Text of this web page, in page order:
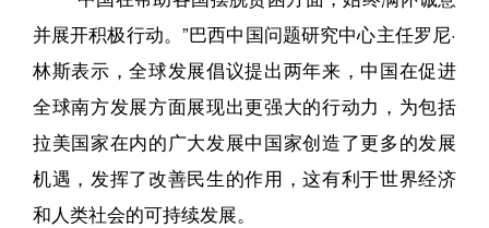
并展开积极行动。”巴西中国问题研究中心主任罗尼·
林斯表示，全球发展倡议提出两年来，中国在促进
全球南方发展方面展现出更强大的行动力，为包括
拉美国家在内的广大发展中国家创造了更多的发展
机遇，发挥了改善民生的作用，这有利于世界经济
和人类社会的可持续发展。